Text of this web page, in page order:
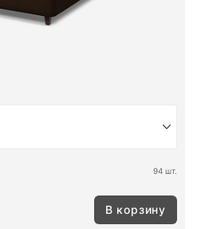
94 шт.
В корзину